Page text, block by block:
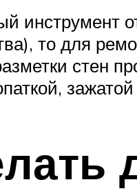
инструмент
то для
стен